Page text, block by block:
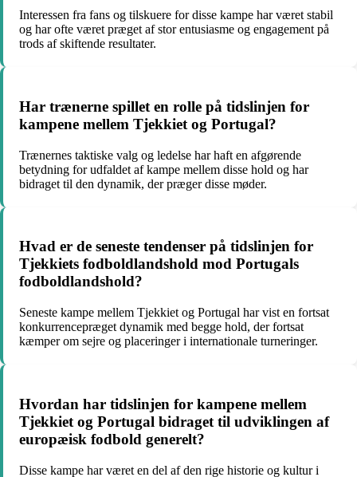
Interessen fra fans og tilskuere for disse kampe har været stabil
og har ofte været præget af stor entusiasme og engagement på
trods af skiftende resultater.
Har trænerne spillet en rolle på tidslinjen for
kampene mellem Tjekkiet og Portugal?
Trænernes taktiske valg og ledelse har haft en afgørende
betydning for udfaldet af kampe mellem disse hold og har
bidraget til den dynamik, der præger disse møder.
Hvad er de seneste tendenser på tidslinjen for
Tjekkiets fodboldlandshold mod Portugals
fodboldlandshold?
Seneste kampe mellem Tjekkiet og Portugal har vist en fortsat
konkurrencepræget dynamik med begge hold, der fortsat
kæmper om sejre og placeringer i internationale turneringer.
Hvordan har tidslinjen for kampene mellem
Tjekkiet og Portugal bidraget til udviklingen af
europæisk fodbold generelt?
Disse kampe har været en del af den rige historie og kultur i